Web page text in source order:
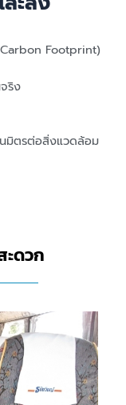
Footprint)
ริง
นมิตรต่อสิ่งแวดล้อม
ดวก